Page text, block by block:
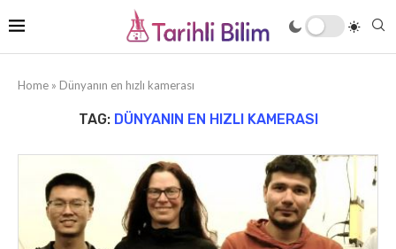
Home » Dünyanın en hızlı kamerası
TAG: DÜNYANIN EN HIZLI KAMERASI